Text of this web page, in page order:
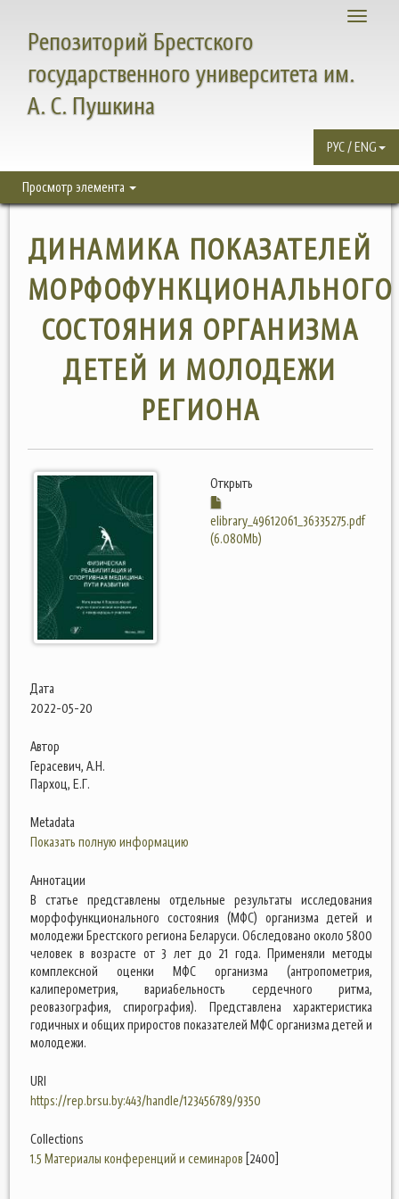
Toggle
Репозиторий Брестского
государственного университета им.
А. С. Пушкина
РУС / ENG
Просмотр элемента
ДИНАМИКА ПОКАЗАТЕЛЕЙ
МОРФОФУНКЦИОНАЛЬНОГО
СОСТОЯНИЯ ОРГАНИЗМА
ДЕТЕЙ И МОЛОДЕЖИ
РЕГИОНА
Открыть
elibrary_49612061_36335275.pdf
(6.080Mb)
Дата
2022-05-20
Автор
Герасевич, А.Н.
Пархоц, Е.Г.
Metadata
Показать полную информацию
Аннотации
В статье представлены отдельные результаты исследования
морфофункционального состояния (МФС) организма детей и
молодежи Брестского региона Беларуси. Обследовано около 5800
человек в возрасте от 3 лет до 21 года. Применяли методы
комплексной оценки МФС организма (антропометрия,
калиперометрия, вариабельность сердечного ритма,
реовазография, спирография). Представлена характеристика
годичных и общих приростов показателей МФС организма детей и
молодежи.
URI
https://rep.brsu.by:443/handle/123456789/9350
Collections
1.5 Материалы конференций и семинаров [2400]